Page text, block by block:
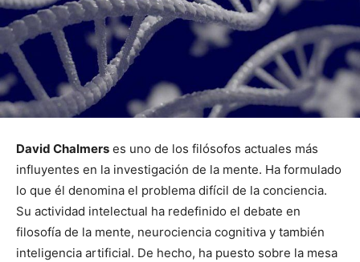
David Chalmers es uno de los filósofos actuales más
influyentes en la investigación de la mente. Ha formulado
lo que él denomina el problema difícil de la conciencia.
Su actividad intelectual ha redefinido el debate en
filosofía de la mente, neurociencia cognitiva y también
inteligencia artificial. De hecho, ha puesto sobre la mesa